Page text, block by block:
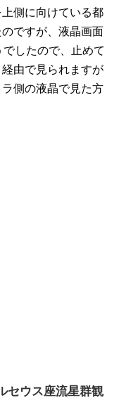
側に向けている都
ですが、液晶画面
したので、止めて
由で見られますが
側の液晶で見た方
セウス座流星群観